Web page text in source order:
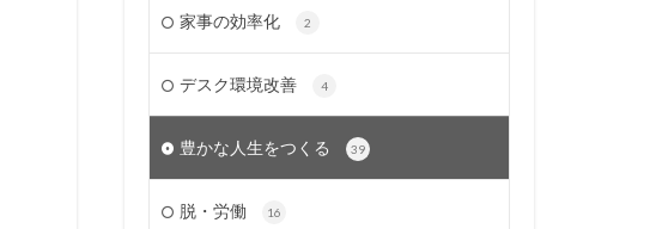
家事の効率化 2
デスク環境改善 4
豊かな人生をつくる 39
脱・労働 16